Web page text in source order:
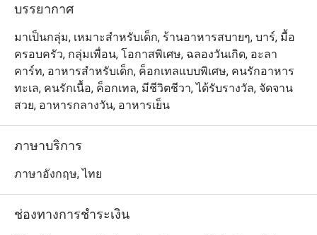
บรรยากาศ
มาเป็นกลุ่ม, เหมาะสำหรับเด็ก, ร้านอาหารสบายๆ, บาร์, มื้อ
ครอบครัว, กลุ่มเพื่อน, โอกาสพิเศษ, ฉลองวันเกิด, อะลา
คาร์ท, อาหารสำหรับเด็ก, ค็อกเทลแบบพิเศษ, คนรักอาหาร
ทะเล, คนรักเนื้อ, ค็อกเทล, มีชีวิตชีวา, ได้รับรางวัล, จัดจาน
สวย, อาหารกลางวัน, อาหารเย็น
ภาษาบริการ
ภาษาอังกฤษ, ไทย
ช่องทางการชำระเงิน